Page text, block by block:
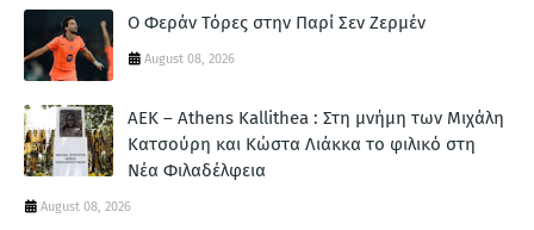
Ο Φεράν Τόρες στην Παρί Σεν Ζερμέν
August 08, 2026
ΑΕΚ – Athens Kallithea : Στη μνήμη των Μιχάλη
Κατσούρη και Κώστα Λιάκκα το φιλικό στη
Νέα Φιλαδέλφεια
August 08, 2026